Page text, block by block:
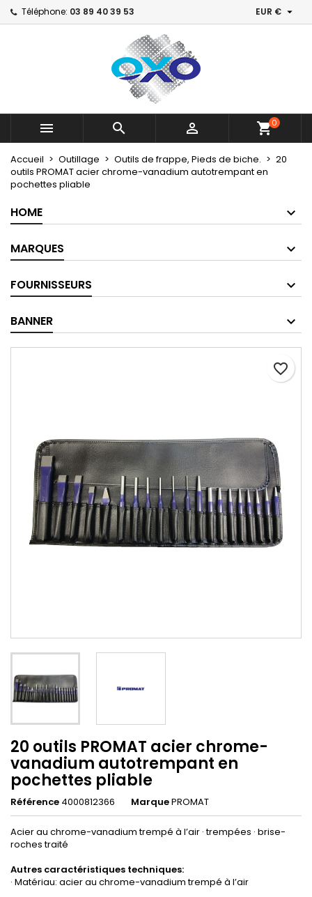
Téléphone: 03 89 40 39 53 EUR € 
   shopping_cart0
Accueil Outillage Outils de frappe, Pieds de biche.
20
outils PROMAT acier chrome-vanadium autotrempant en
pochettes pliable
HOME
MARQUES
FOURNISSEURS
BANNER
favorite_border
20 outils PROMAT acier chrome-
vanadium autotrempant en
pochettes pliable
Référence 4000812366 MarquePROMAT
Acier au chrome-vanadium trempé à l’air · trempées · brise-
roches traité
Autres caractéristiques techniques:
· Matériau: acier au chrome-vanadium trempé à l’air
Ajouter à ma liste d'envies ×
Create new list
Créer une liste d'envies ×
Nom de la liste d'envies
Annuler Créer une liste d'envies
Connexion ×
Vous devez être connecté pour ajouter des produits
à votre liste d'envies.
Connexion